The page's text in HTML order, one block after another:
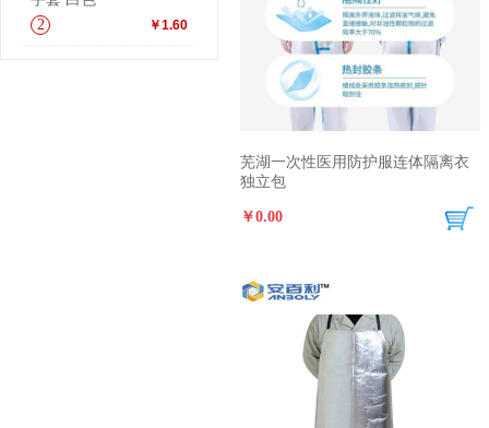
￥1.60
2
芜湖一次性医用防护服连体隔离衣
独立包
￥0.00